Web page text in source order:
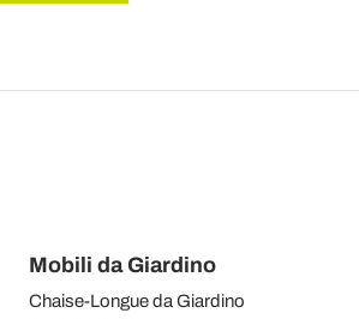
Mobili da Giardino
Chaise-Longue da Giardino